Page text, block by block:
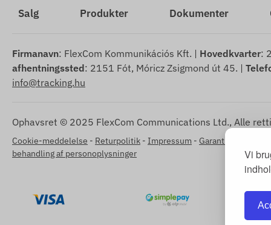
Vi
Salg Produkter Dokumenter
Firmanavn: FlexCom Kommunikációs Kft. | Hovedkvarter:
afhentningssted: 2151 Fót, Móricz Zsigmond út 45. |
info@tracking.hu
Ophavsret © 2025 FlexCom Communications Ltd., Alle
Cookie-meddelelse - Returpolitik - Impressum - Garanti og
behandling af personoplysninger